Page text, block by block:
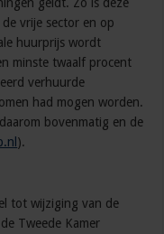
vrije sector en op
huurprijs wordt
minste twaalf procent
verhuurde
had mogen worden.
bovenmatig en de
).
tot wijziging van de
Tweede Kamer